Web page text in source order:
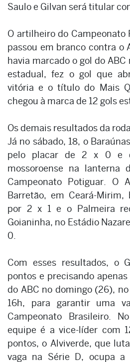
Saulo e Gilvan será titular
O artilheiro do Campeonato
passou em branco contra o
havia marcado o gol do
estadual, fez o gol que
vitória e o título do Mais
chegou à marca de 12 gols
Os demais resultados da
Já no sábado, 18, o
pelo placar de 2 x 0 e
mossoroense na lanterna
Campeonato Potiguar. O
Barretão, em Ceará-
por 2 x 1 e o Palmeira
Goianinha, no Estádio
0.
Com esses resultados, o
pontos e precisando
do ABC no domingo (26),
16h, para garantir uma
Campeonato Brasileiro.
equipe é a vice-líder com
pontos, o Alviverde, que
vaga na Série D, ocupa a